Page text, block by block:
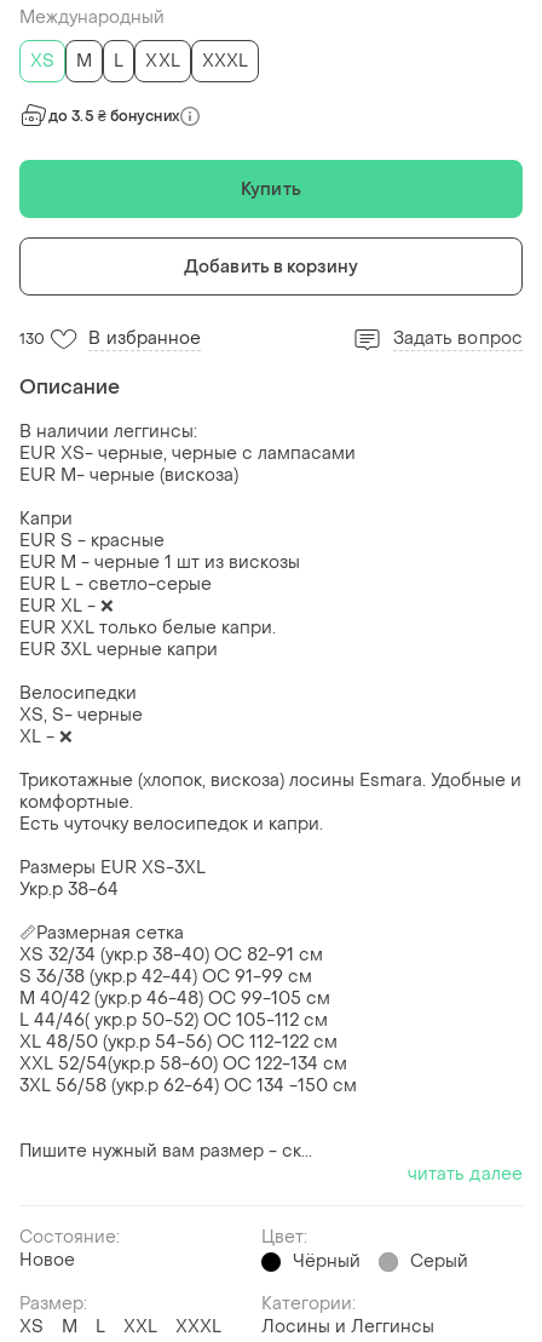
Международный
ХS
M L XXL XXXL
до 3.5 ₴ бонусних
Купить
Добавить в корзину
130 В избранное Задать вопрос
Описание
В наличии леггинсы:
EUR XS- черные, черные с лампасами
EUR M- черные (вискоза)
Капри
EUR S - красные
EUR M - черные 1 шт из вискозы
EUR L - светло-серые
EUR XL - ❌️
EUR XXL только белые капри.
EUR 3XL черные капри
Велосипедки
XS, S- черные
XL - ❌️
Трикотажные (хлопок, вискоза) лосины Esmara. Удобные и
комфортные.
Есть чуточку велосипедок и капри.
Размеры EUR XS-3XL
Укр.р 38-64
📏Размерная сетка
XS 32/34 (укр.р 38-40) ОС 82-91 см
S 36/38 (укр.р 42-44) ОС 91-99 см
М 40/42 (укр.р 46-48) ОС 99-105 см
L 44/46( укр.р 50-52) ОС 105-112 см
XL 48/50 (укр.р 54-56) ОС 112-122 см
XXL 52/54(укр.р 58-60) ОС 122-134 см
3XL 56/58 (укр.р 62-64) ОС 134 -150 см
Пишите нужный вам размер - ск...
читать далее
Состояние:
Новое
Цвет:
Чёрный
Серый
Размер:
ХS
M L XXL XXXL
Категории:
Лосины и Леггинсы